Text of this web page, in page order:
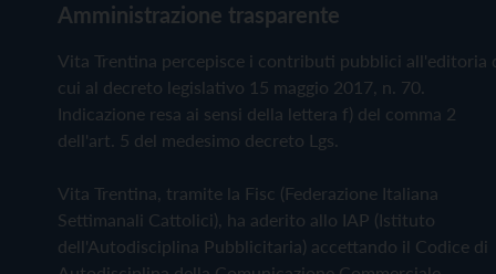
Amministrazione trasparente
Vita Trentina percepisce i contributi pubblici all'editoria
cui al decreto legislativo 15 maggio 2017, n. 70.
Indicazione resa ai sensi della lettera f) del comma 2
dell'art. 5 del medesimo decreto Lgs.
Vita Trentina, tramite la Fisc (Federazione Italiana
Settimanali Cattolici), ha aderito allo IAP (Istituto
dell'Autodisciplina Pubblicitaria) accettando il Codice di